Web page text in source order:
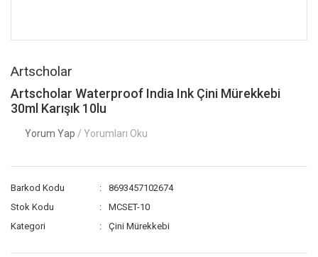
Artscholar
Artscholar Waterproof India Ink Çini Mürekkebi
30ml Karışık 10lu
Yorum Yap / Yorumları Oku
Barkod Kodu
8693457102674
Stok Kodu
MCSET-10
Kategori
Çini Mürekkebi